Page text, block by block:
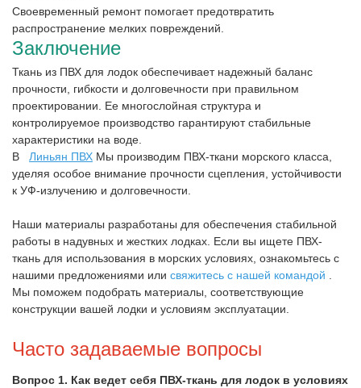
Своевременный ремонт помогает предотвратить
распространение мелких повреждений.
Заключение
Ткань из ПВХ для лодок обеспечивает надежный баланс
прочности, гибкости и долговечности при правильном
проектировании. Ее многослойная структура и
контролируемое производство гарантируют стабильные
характеристики на воде.
В
Линьян ПВХ Мы производим ПВХ-ткани морского класса,
уделяя особое внимание прочности сцепления, устойчивости
к УФ-излучению и долговечности.
Наши материалы разработаны для обеспечения стабильной
работы в надувных и жестких лодках. Если вы ищете ПВХ-
ткань для использования в морских условиях, ознакомьтесь с
нашими предложениями или свяжитесь с нашей командой .
Мы поможем подобрать материалы, соответствующие
конструкции вашей лодки и условиям эксплуатации.
Часто задаваемые вопросы
Вопрос 1. Как ведет себя ПВХ-ткань для лодок в условиях